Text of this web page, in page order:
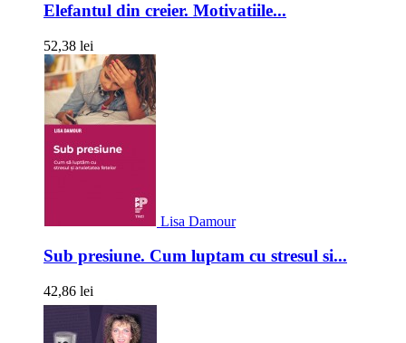
Elefantul din creier. Motivatiile...
52,38 lei
Lisa Damour
Sub presiune. Cum luptam cu stresul si...
42,86 lei